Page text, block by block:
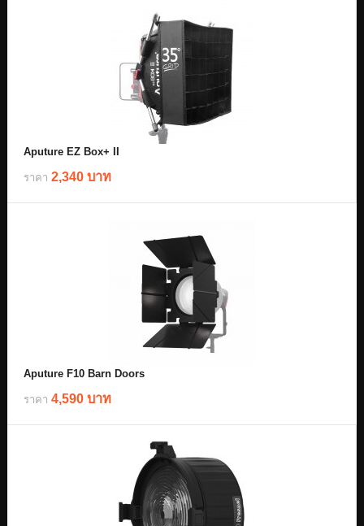
Aputure EZ Box+ II
ราคา 2,340 บาท
Aputure F10 Barn Doors
ราคา 4,590 บาท